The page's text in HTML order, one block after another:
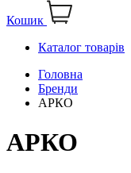
Кошик
Каталог товарів
Головна
Бренди
АРКО
АРКО